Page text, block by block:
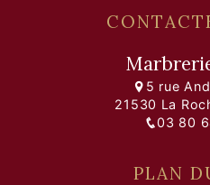
5 rue
21530 La
03 80
PLAN